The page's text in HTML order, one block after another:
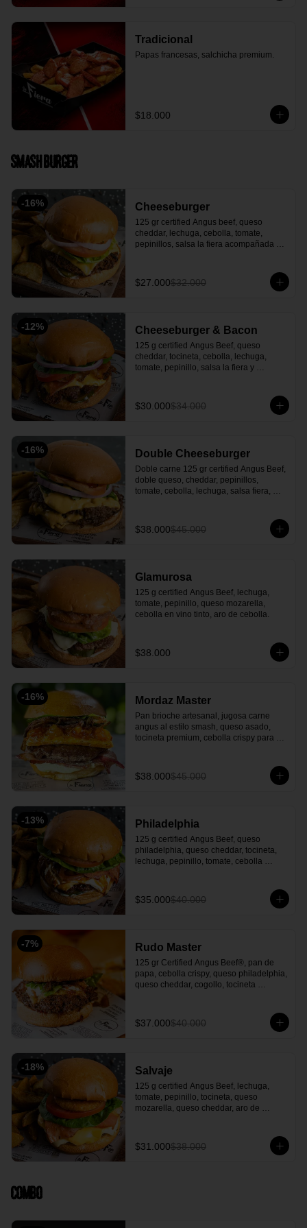
Tradicional
Papas francesas, salchicha premium.
$18.000
Smash Burger
-16% Cheeseburger
125 gr certified Angus beef, queso
cheddar, lechuga, cebolla, tomate,
pepinillos, salsa la fiera acompañada
$27.000$32.000
-12% Cheeseburger & Bacon
125 g certified Angus Beef, queso
cheddar, tocineta, cebolla, lechuga,
tomate, pepinillo, salsa la fiera y
$30.000$34.000
-16% Double Cheeseburger
Doble carne 125 gr certified Angus Beef,
doble queso, cheddar, pepinillos,
tomate, cebolla, lechuga, salsa fiera,
$38.000$45.000
Glamurosa
125 g certified Angus Beef, lechuga,
tomate, pepinillo, queso mozarella,
cebolla en vino tinto, aro de cebolla.
$38.000
-16% Mordaz Master
Pan brioche artesanal, jugosa carne
angus al estilo smash, queso asado,
tocineta premium, cebolla crispy para un
cherry y uchuva, acompañado con
papas casco o francesas
$38.000$45.000
-13% Philadelphia
125 g certified Angus Beef, queso
philadelphia, queso cheddar, tocineta,
lechuga, pepinillo, tomate, cebolla
$35.000$40.000
-7% Rudo Master
125 gr Certified Angus Beef®, pan de
papa, cebolla crispy, queso philadelphia,
queso cheddar, cogollo, tocineta
tinto, salsa La Fiera y acompañada con
papas en casco o Francesas
$37.000$40.000
-18% Salvaje
125 g certified Angus Beef, lechuga,
tomate, pepinillo, tocineta, queso
mozarella, queso cheddar, aro de
$31.000$38.000
Combo